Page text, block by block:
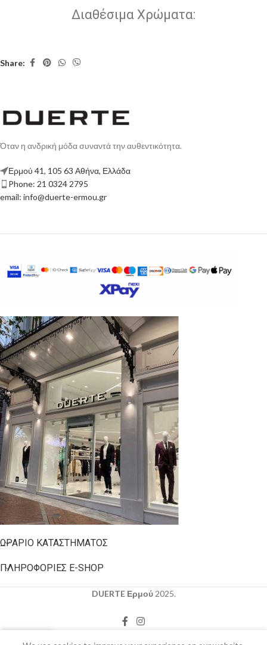
Διαθέσιμα Χρώματα:
Share:
Όταν η ανδρική μόδα συναντά την αυθεντικότητα.
Ερμού 41, 105 63 Αθήνα, Ελλάδα
Phone: 21 0324 2795
email: info@duerte-ermou.gr
ΩΡΆΡΙΟ ΚΑΤΑΣΤΉΜΑΤΟΣ
ΠΛΗΡΟΦΟΡΊΕΣ E-SHOP
DUERTE Ερμού 2025.